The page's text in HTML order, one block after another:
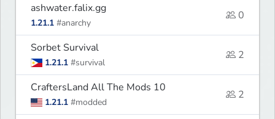
ashwater.falix.gg
1.21.1 #anarchy
0
Sorbet Survival
1.21.1 #survival
2
CraftersLand All The Mods 10
1.21.1 #modded
2